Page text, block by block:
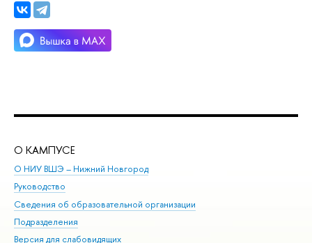
О КАМПУСЕ
О НИУ ВШЭ – Нижний Новгород
Руководство
Сведения об образовательной организации
Подразделения
Версия для слабовидящих